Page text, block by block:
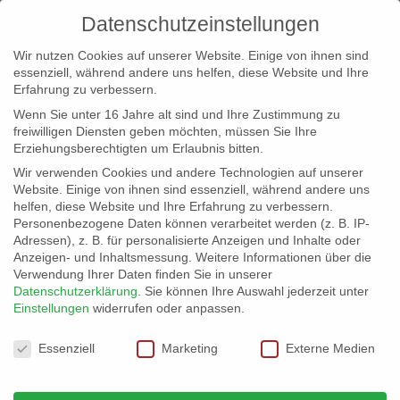
info@erfolgreich-events.de
+4940 46 777 230
Datenschutzeinstellungen
Wir nutzen Cookies auf unserer Website. Einige von ihnen sind
essenziell, während andere uns helfen, diese Website und Ihre
Erfahrung zu verbessern.
Wenn Sie unter 16 Jahre alt sind und Ihre Zustimmung zu
freiwilligen Diensten geben möchten, müssen Sie Ihre
Erziehungsberechtigten um Erlaubnis bitten.
Wir verwenden Cookies und andere Technologien auf unserer
Website. Einige von ihnen sind essenziell, während andere uns
helfen, diese Website und Ihre Erfahrung zu verbessern.
Personenbezogene Daten können verarbeitet werden (z. B. IP-
Adressen), z. B. für personalisierte Anzeigen und Inhalte oder
Anzeigen- und Inhaltsmessung. Weitere Informationen über die
Verwendung Ihrer Daten finden Sie in unserer
Datenschutzerklärung
Sie können Ihre Auswahl jederzeit unter
Einstellungen widerrufen oder anpassen.
Datenschutzeinstellungen
Essenziell Marketing Externe Medien